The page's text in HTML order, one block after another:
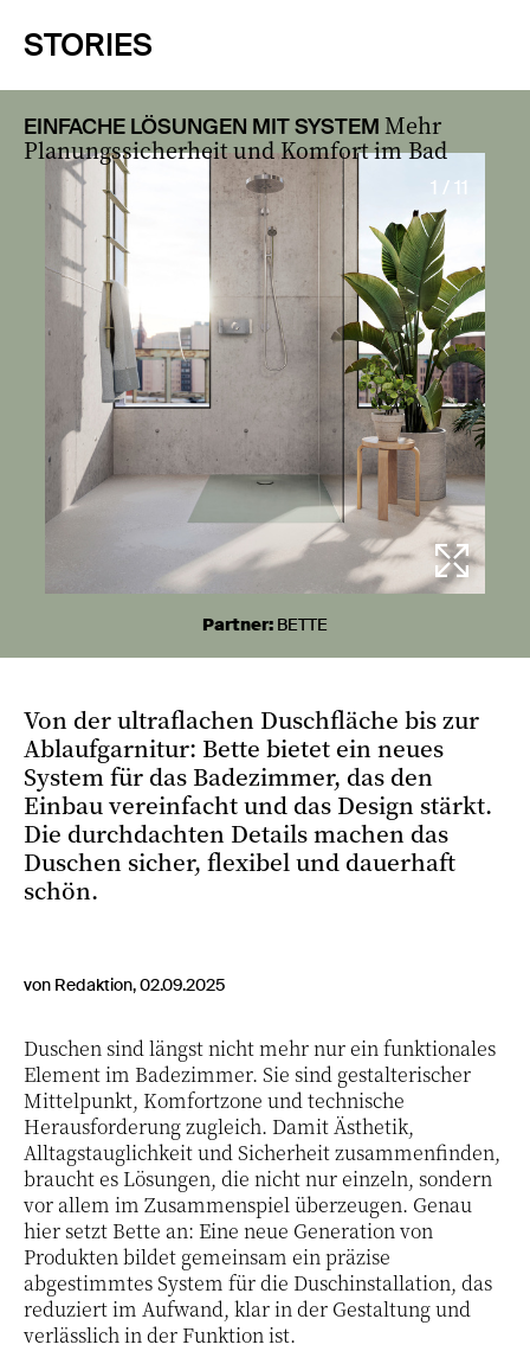
STORIES
EINFACHE LÖSUNGEN MIT SYSTEM Mehr
Planungssicherheit und Komfort im Bad
1 / 11
Partner: BETTE
Von der ultraflachen Duschfläche bis zur
Ablaufgarnitur: Bette bietet ein neues
System für das Badezimmer, das den
Einbau vereinfacht und das Design stärkt.
Die durchdachten Details machen das
Duschen sicher, flexibel und dauerhaft
schön.
von Redaktion, 02.09.2025
Duschen sind längst nicht mehr nur ein funktionales
Element im Badezimmer. Sie sind gestalterischer
Mittelpunkt, Komfortzone und technische
Herausforderung zugleich. Damit Ästhetik,
Alltagstauglichkeit und Sicherheit zusammenfinden,
braucht es Lösungen, die nicht nur einzeln, sondern
vor allem im Zusammenspiel überzeugen. Genau
hier setzt Bette an: Eine neue Generation von
Produkten bildet gemeinsam ein präzise
abgestimmtes System für die Duschinstallation, das
reduziert im Aufwand, klar in der Gestaltung und
verlässlich in der Funktion ist.